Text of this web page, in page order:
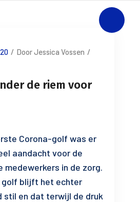
/ Door Jessica Vossen /
de riem voor
Corona-golf was er
aandacht voor de
medewerkers in de zorg.
golf blijft het echter
stil en dat terwijl de druk